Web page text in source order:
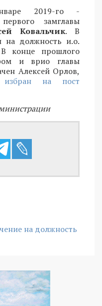
2019-го -
замглавы
Ковальчик. В
на должность и.о.
В конце прошлого
и врио главы
Алексей Орлов,
избран на пост
на должность